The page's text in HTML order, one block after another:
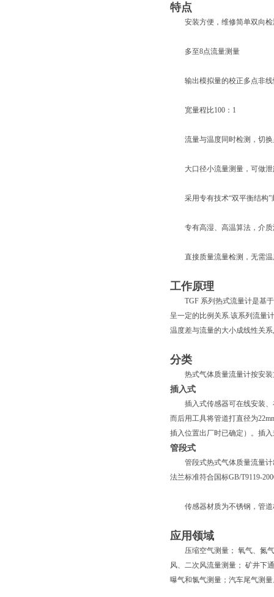
特点
安装方便，维修简单双向检
多至8点流量测量
输出模拟量的校正多点非线
宽量程比100：1
流量与温度同时检测，切换
大口径小流量测量，可做泄
采用专有技术“双平衡结构”
专有高湿、高温算法，介质
直接质量流量检测，无需温
工作原理
TGF 系列热式流量计是基于
呈一定的比例关系.该系列流量
温度差与流量的大小成线性关
分类
热式气体质量流量计按安装
插入式
插入式传感器可在线安装、
而后用工具将管道打直径为
插入位置出厂时已确定）。插
管段式
管段式热式气体质量流量计
法兰标准符合国标GB/T9119-
传感器材质为不锈钢，管道
应用领域
压缩空气测量； 氧气、氮气
风、二次风流量测量； 矿井下
曝气和氯气测量；汽车尾气测